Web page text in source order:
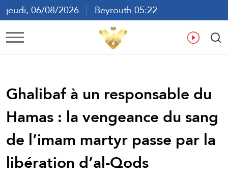
jeudi, 06/08/2026
Beyrouth 05:22
ع
Ghalibaf à un responsable du
Hamas : la vengeance du sang
de l’imam martyr passe par la
libération d’al-Qods